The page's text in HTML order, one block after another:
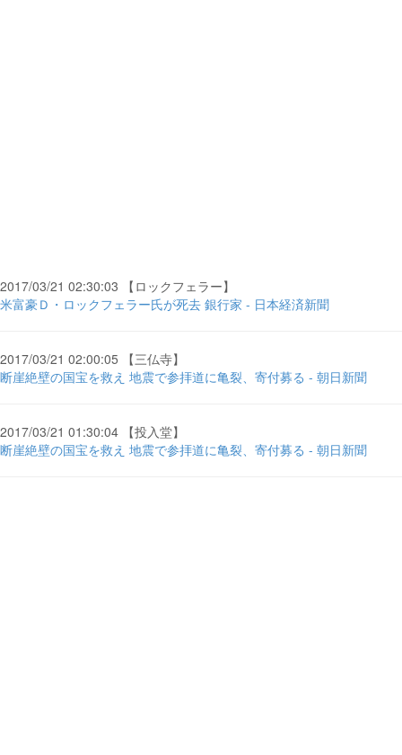
2017/03/21 02:30:03 【ロックフェラー】
米富豪Ｄ・ロックフェラー氏が死去 銀行家 - 日本経済新聞
2017/03/21 02:00:05 【三仏寺】
断崖絶壁の国宝を救え 地震で参拝道に亀裂、寄付募る - 朝日新聞
2017/03/21 01:30:04 【投入堂】
断崖絶壁の国宝を救え 地震で参拝道に亀裂、寄付募る - 朝日新聞